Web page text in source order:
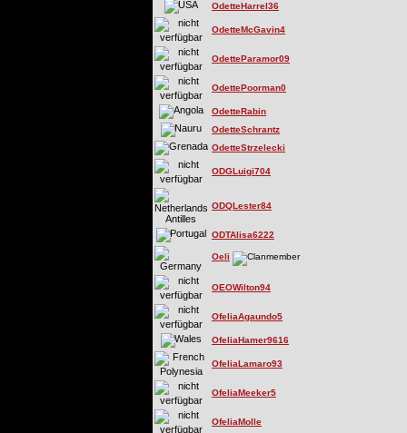
OdetteHarrel36
OdetteMcGavin4
OdetteParamor09
OdettePoorman0
OdetteRabin
OdetteSchrantz
OdetteStrzelecki
ODGLuigi704
ODQLester84
ODTAlisa6222
Oeli
OEOWilton94
OfeliaAgaundo5
OfeliaHamer9616
OfeliaLamaro93
OfeliaMeeker5
OfeliaMolle